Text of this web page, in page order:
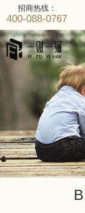
招商热线：
400-088-0767